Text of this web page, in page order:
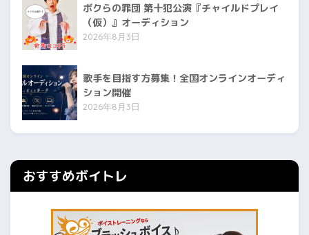
ボクらの罪団 第十犯公演『チャイルドプレイ
（仮）』オーディション
2026年8月3日
歌手を目指す方募集！全国オンラインオーディ
ション開催
2026年8月3日
おすすめボイトレ